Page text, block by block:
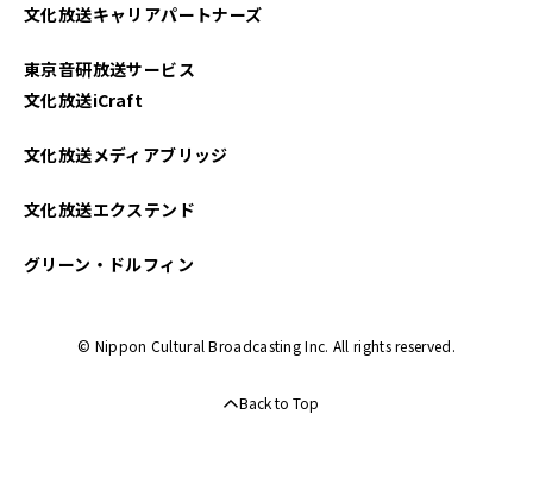
文化放送キャリアパートナーズ
東京音研放送サービス
文化放送iCraft
文化放送メディアブリッジ
文化放送エクステンド
グリーン・ドルフィン
© Nippon Cultural Broadcasting Inc. All rights reserved.
Back to Top